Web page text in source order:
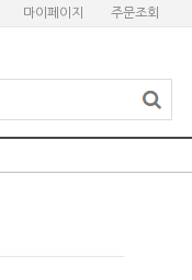
마이페이지 주문조회